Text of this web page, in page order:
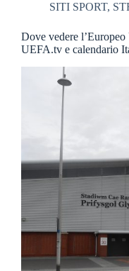
SITI SPORT,
Dove vedere
UEFA.tv e calendario